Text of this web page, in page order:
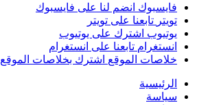
فايسبوك انضم لنا على فايسبوك
تويتر تابعنا على تويتر
يوتيوب اشترك على يوتيوب
انستغرام تابعنا على انستغرام
خلاصات الموقع اشترك بخلاصات الموقع
الرئيسية
سياسة